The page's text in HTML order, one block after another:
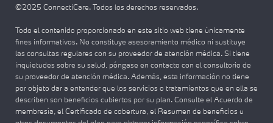
©2025 ConnectiCare. Todos los derechos reservados.
Todo el contenido proporcionado en este sitio web tiene únicamente
fines informativos. No constituye asesoramiento médico ni sustituye
las consultas regulares con su proveedor de atención médica. Si tiene
inquietudes sobre su salud, póngase en contacto con el consultorio de
su proveedor de atención médica. Además, esta información no tiene
por objeto dar a entender que los servicios o tratamientos que en ella se
describen son beneficios cubiertos por su plan. Consulte el Acuerdo de
membresía, el Certificado de cobertura, el Resumen de beneficios u